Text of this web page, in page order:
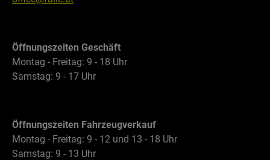
Öffnungszeiten Geschäft
Montag - Freitag: 9 - 18 Uhr
Samstag: 9 - 17 Uhr
Öffnungszeiten Fahrzeugverkauf
Montag - Freitag: 9 - 12 und 13 - 18 Uhr
Samstag: 9 - 13 Uhr